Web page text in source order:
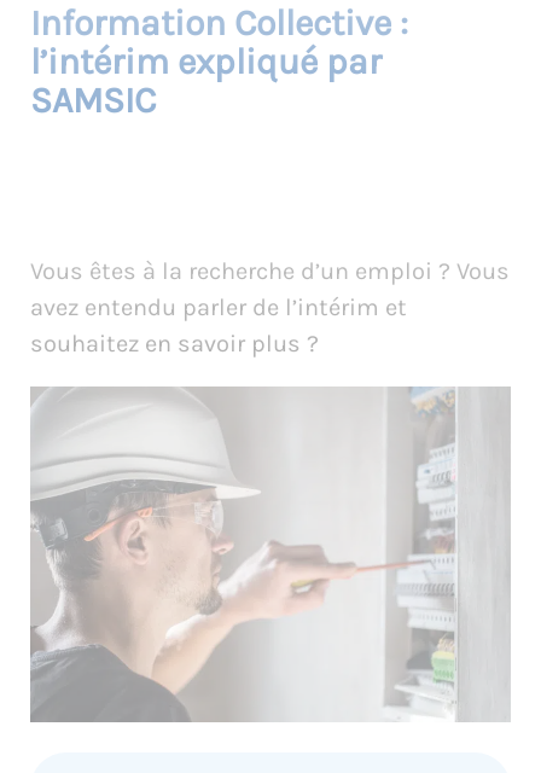
Information Collective :
l’intérim expliqué par
SAMSIC
Vous êtes à la recherche d’un emploi ? Vous
avez entendu parler de l’intérim et
souhaitez en savoir plus ?